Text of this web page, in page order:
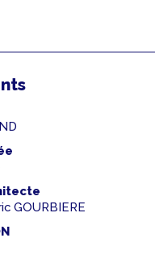
GOURBIERE